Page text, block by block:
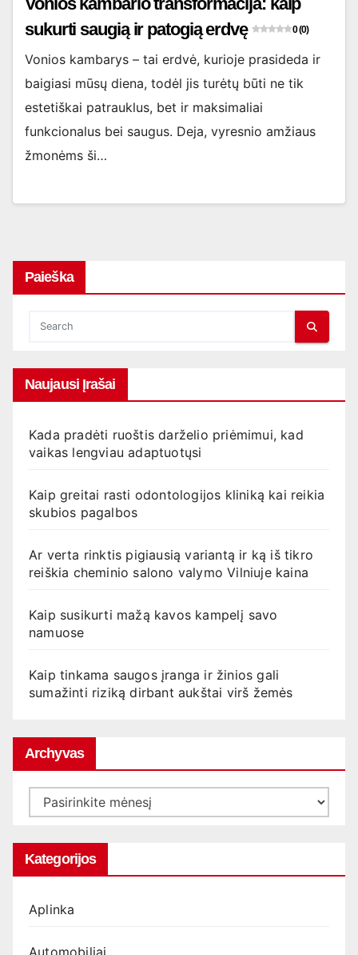
sukurti saugią ir patogią erdvę
0 (0)
Vonios kambarys – tai erdvė, kurioje prasideda ir
baigiasi mūsų diena, todėl jis turėtų būti ne tik
estetiškai patrauklus, bet ir maksimaliai
funkcionalus bei saugus. Deja, vyresnio amžiaus
žmonėms ši…
Paieška
Naujausi Įrašai
Kada pradėti ruoštis darželio priėmimui, kad
vaikas lengviau adaptuotųsi
Kaip greitai rasti odontologijos kliniką kai reikia
skubios pagalbos
Ar verta rinktis pigiausią variantą ir ką iš tikro
reiškia cheminio salono valymo Vilniuje kaina
Kaip susikurti mažą kavos kampelį savo
namuose
Kaip tinkama saugos įranga ir žinios gali
sumažinti riziką dirbant aukštai virš žemės
Archyvas
Archyvas
Kategorijos
Aplinka